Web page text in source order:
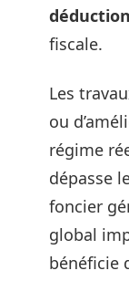
déduction
fiscale.
Les
ou
régime
dépasse
foncier
global
bénéficie